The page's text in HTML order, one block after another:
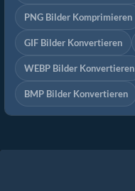
PNG Bilder Komprimieren
GIF Bilder Konvertieren
WEBP Bilder Konvertieren
BMP Bilder Konvertieren